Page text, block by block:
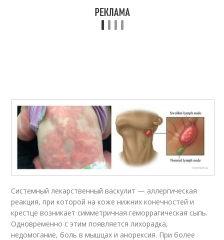
Системный лекарственный васкулит — аллергическая
реакция, при которой на коже нижних конечностей и
крестце возникает симметричная геморрагическая сыпь.
Одновременно с этим появляется лихорадка,
недомогание, боль в мышцах и анорексия. При более